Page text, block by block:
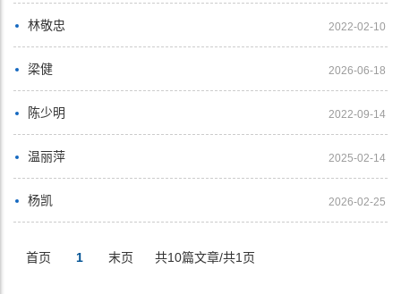
林敬忠 2022-02-10
梁健 2026-06-18
陈少明 2022-09-14
温丽萍 2025-02-14
杨凯 2026-02-25
首页 1 末页 共10篇文章/共1页